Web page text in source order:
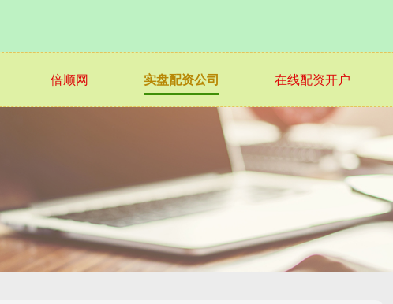
倍顺网 实盘配资公司 在线配资开户